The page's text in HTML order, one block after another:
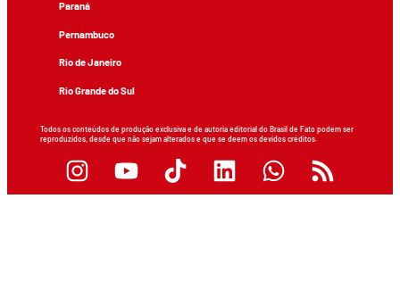
Paraná
Pernambuco
Rio de Janeiro
Rio Grande do Sul
Todos os conteúdos de produção exclusiva e de autoria editorial do Brasil de Fato podem ser
reproduzidos, desde que não sejam alterados e que se deem os devidos créditos.